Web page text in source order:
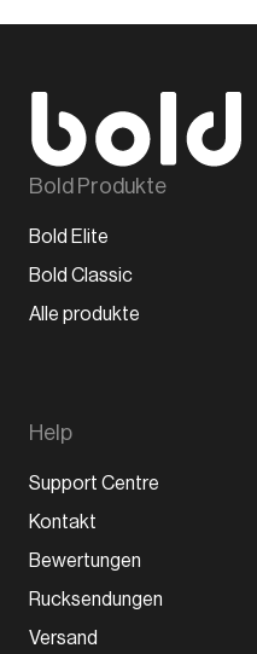
Bold Produkte
Bold Elite
Bold Classic
Alle produkte
Help
Support Centre
Kontakt
Bewertungen
Rucksendungen
Versand